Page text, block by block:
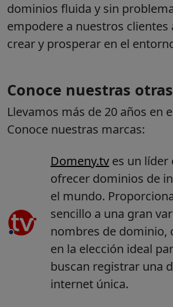
dominios fluida y sin
empodere a nuestros clientes
crear y prosperar en el
Conoce nuestras
Llevamos más de 20 años en
Conoce nuestras marcas:
Domeny.tv es un líder
ofrecer dominios de
el mundo.
sencillo a una gran
nombres de dominio,
en la elección ideal
buscan registrar una
internet única.